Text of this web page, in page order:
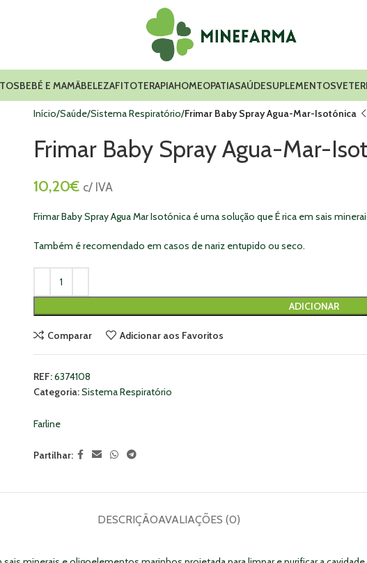
BEBÉ E MAMÃBELEZAFITOTERAPIAHOMEOPATIASAÚDESUPLEMENTOS
Início Saúde Sistema Respiratório Frimar Baby Spray Agua-Mar-Isotónica
Frimar Baby Spray Agua-Mar-
10,20€ c/ IVA
Frimar Baby Spray Agua Mar Isotónica é uma solução que É rica em sais
Também é recomendado em casos de nariz entupido ou seco.
ADICIONAR
Comparar Adicionar aos Favoritos
REF:6374108
Categoria:Sistema Respiratório
Farline
Partilhar:
DESCRIÇÃOAVALIAÇÕES (0)